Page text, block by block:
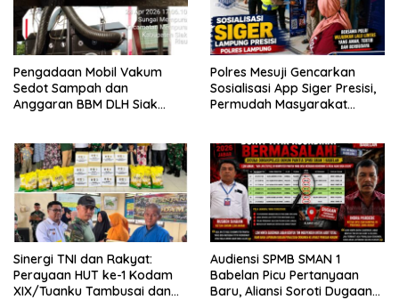
Pengadaan Mobil Vakum
Sedot Sampah dan
Anggaran BBM DLH Siak
Polres Mesuji Gencarkan
Sosialisasi App Siger Presisi,
Permudah Masyarakat
Sinergi TNI dan Rakyat:
Perayaan HUT ke-1 Kodam
XIX/Tuanku Tambusai dan
Audiensi SPMB SMAN 1
Babelan Picu Pertanyaan
Baru, Aliansi Soroti Dugaan